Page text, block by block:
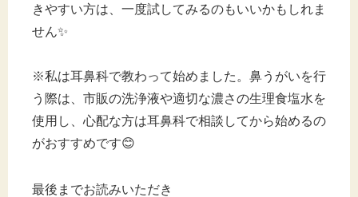
きやすい方は、一度試してみるのもいいかもしれま
せん✨
※私は耳鼻科で教わって始めました。鼻うがいを行
う際は、市販の洗浄液や適切な濃さの生理食塩水を
使用し、心配な方は耳鼻科で相談してから始めるの
がおすすめです😊
最後までお読みいただき